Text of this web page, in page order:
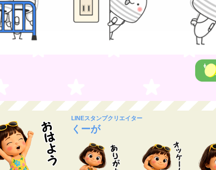
LINEスタンプクリエイター
くーが